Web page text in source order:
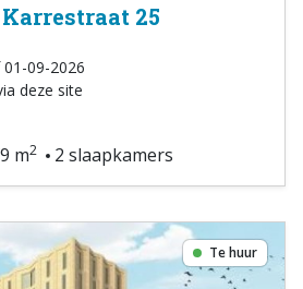
25
09-2026
deze site
m2 2 slaapkamers
Te huur